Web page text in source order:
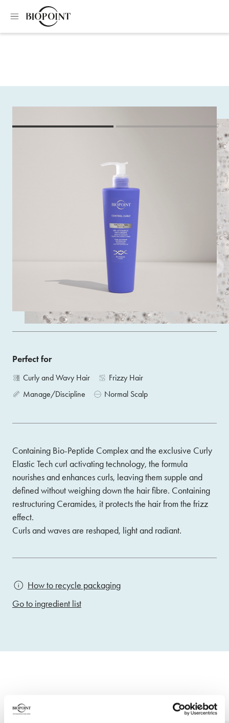
Anti-frizz curl
activating gel
No-rinse gel with a transparent texture that does not leave
visible residues on the hair.
Perfect for
Curly and Wavy Hair
Frizzy Hair
Manage/Discipline
Normal Scalp
Containing Bio-Peptide Complex and the exclusive Curly
Elastic Tech curl activating technology, the formula
nourishes and enhances curls, leaving them supple and
defined without weighing down the hair fibre. Containing
restructuring Ceramides, it protects the hair from the frizz
effect.
Curls and waves are reshaped, light and radiant.
How to recycle packaging
Go to ingredient list
Proven efficacy